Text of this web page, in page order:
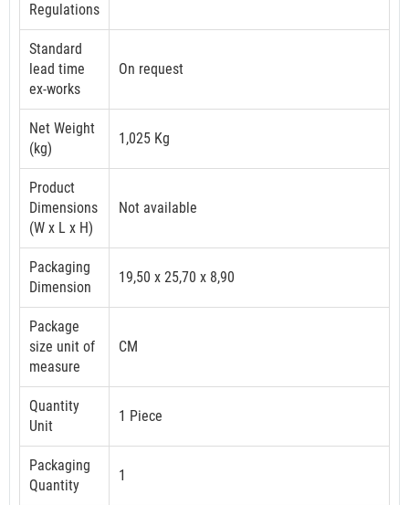
Regulations
Standard
lead time
ex-works
On request
Net Weight
(kg)
1,025 Kg
Product
Dimensions
(W x L x H)
Not available
Packaging
Dimension
19,50 x 25,70 x 8,90
Package
size unit of
measure
CM
Quantity
Unit
1 Piece
Packaging
Quantity
1